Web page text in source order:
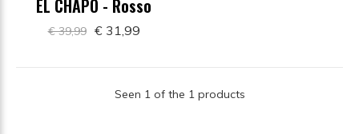
EL CHAPO - Rosso
€ 39,99 € 31,99
Seen 1 of the 1 products